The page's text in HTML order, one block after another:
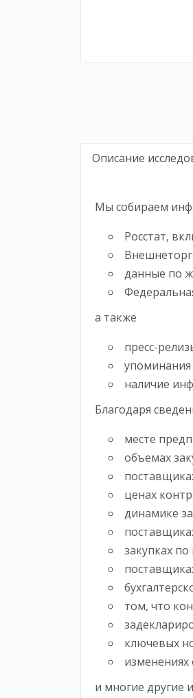
Описание
Мы собираем
Росстат,
данные по
а также
пресс-
наличие
Благодаря
месте
объемах
ценах
динамике
закупках
том, что
ключевых
изменениях
и многие другие